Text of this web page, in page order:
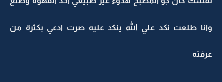
وانا طلعت نكد علي الله ينكد عليه صرت ادعي بكثرة من
عرفته